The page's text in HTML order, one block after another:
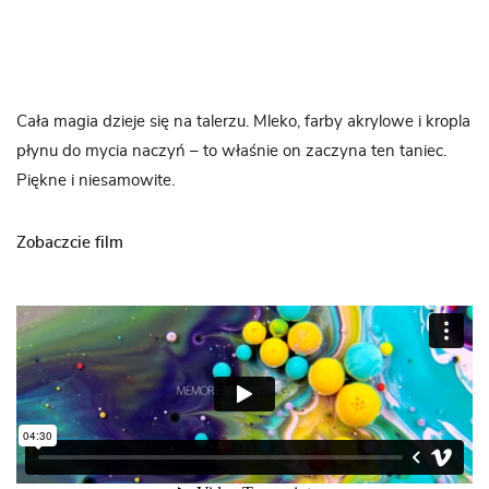
Cała magia dzieje się na talerzu. Mleko, farby akrylowe i kropla
płynu do mycia naczyń – to właśnie on zaczyna ten taniec.
Piękne i niesamowite.
Zobaczcie film